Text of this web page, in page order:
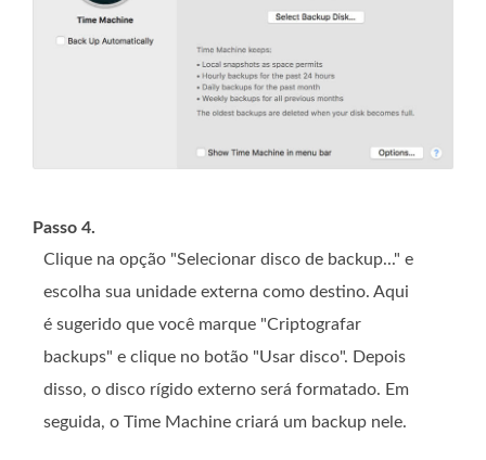
Passo 4.
Clique na opção "Selecionar disco de backup..." e
escolha sua unidade externa como destino. Aqui
é sugerido que você marque "Criptografar
backups" e clique no botão "Usar disco". Depois
disso, o disco rígido externo será formatado. Em
seguida, o Time Machine criará um backup nele.